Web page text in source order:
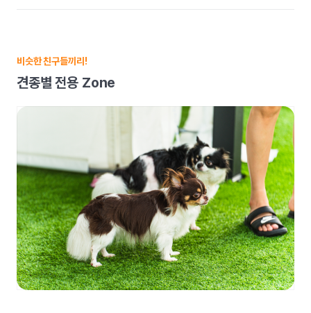
비슷한 친구들끼리!
견종별 전용 Zone